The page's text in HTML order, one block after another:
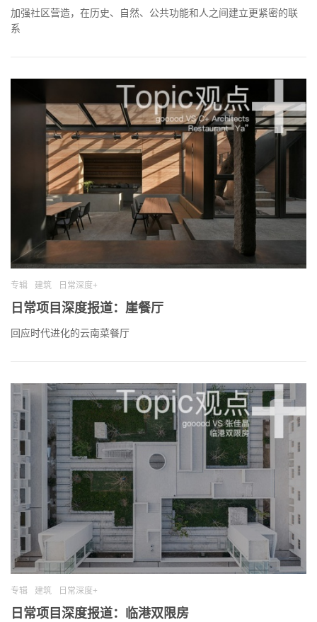
加强社区营造，在历史、自然、公共功能和人之间建立更紧密的联
系
专辑 建筑 日常深度+
日常项目深度报道：崖餐厅
回应时代进化的云南菜餐厅
专辑 建筑 日常深度+
日常项目深度报道：临港双限房